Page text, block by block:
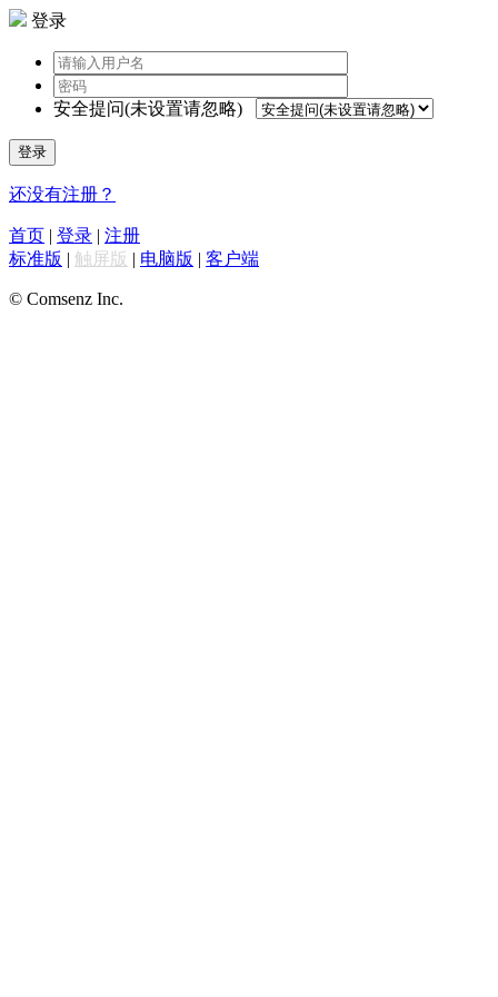
登录
安全提问(未设置请忽略)
登录
还没有注册？
首页 | 登录 | 注册
标准版 | 触屏版 | 电脑版 | 客户端
© Comsenz Inc.